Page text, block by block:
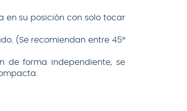
en su posición con solo tocar
(Se recomiendan entre 45°
de forma independiente, se